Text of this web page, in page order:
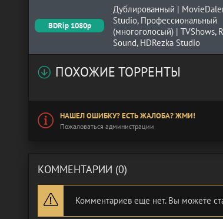
BDRip 1080p
Дублированный |
Studio, Профессиональный
(многоголосый) | TVShows,
Sound, HDRezka Studio
ПОХОЖИЕ ТОРРЕНТЫ
НАШЕЛ ОШИБКУ? ЕСТЬ ЖАЛОБА? ЖМИ!
Пожаловаться администрации
КОММЕНТАРИИ (0)
Комментариев еще нет. Вы можете